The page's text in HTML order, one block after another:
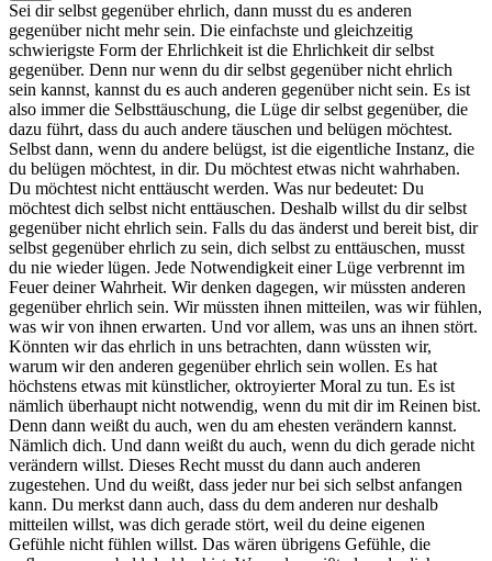
Sei dir selbst gegenüber ehrlich, dann musst du es anderen
gegenüber nicht mehr sein. Die einfachste und gleichzeitig
schwierigste Form der Ehrlichkeit ist die Ehrlichkeit dir selbst
gegenüber. Denn nur wenn du dir selbst gegenüber nicht ehrlich
sein kannst, kannst du es auch anderen gegenüber nicht sein. Es ist
also immer die Selbsttäuschung, die Lüge dir selbst gegenüber, die
dazu führt, dass du auch andere täuschen und belügen möchtest.
Selbst dann, wenn du andere belügst, ist die eigentliche Instanz, die
du belügen möchtest, in dir. Du möchtest etwas nicht wahrhaben.
Du möchtest nicht enttäuscht werden. Was nur bedeutet: Du
möchtest dich selbst nicht enttäuschen. Deshalb willst du dir selbst
gegenüber nicht ehrlich sein. Falls du das änderst und bereit bist, dir
selbst gegenüber ehrlich zu sein, dich selbst zu enttäuschen, musst
du nie wieder lügen. Jede Notwendigkeit einer Lüge verbrennt im
Feuer deiner Wahrheit. Wir denken dagegen, wir müssten anderen
gegenüber ehrlich sein. Wir müssten ihnen mitteilen, was wir fühlen,
was wir von ihnen erwarten. Und vor allem, was uns an ihnen stört.
Könnten wir das ehrlich in uns betrachten, dann wüssten wir,
warum wir den anderen gegenüber ehrlich sein wollen. Es hat
höchstens etwas mit künstlicher, oktroyierter Moral zu tun. Es ist
nämlich überhaupt nicht notwendig, wenn du mit dir im Reinen bist.
Denn dann weißt du auch, wen du am ehesten verändern kannst.
Nämlich dich. Und dann weißt du auch, wenn du dich gerade nicht
verändern willst. Dieses Recht musst du dann auch anderen
zugestehen. Und du weißt, dass jeder nur bei sich selbst anfangen
kann. Du merkst dann auch, dass du dem anderen nur deshalb
mitteilen willst, was dich gerade stört, weil du deine eigenen
Gefühle nicht fühlen willst. Das wären übrigens Gefühle, die